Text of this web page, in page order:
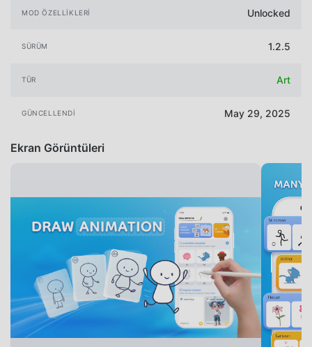
MOD ÖZELLIKLERI Unlocked
SÜRÜM 1.2.5
TÜR Art
GÜNCELLENDI May 29, 2025
Ekran Görüntüleri